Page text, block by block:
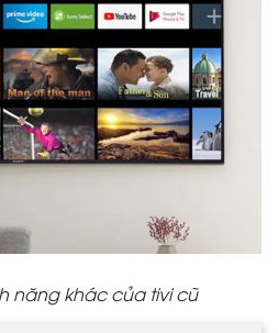
năng khác của tivi cũ